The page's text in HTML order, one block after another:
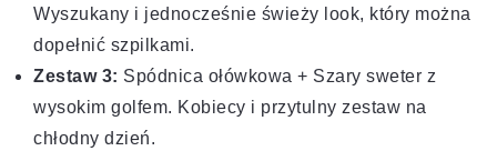
Wyszukany i jednocześnie świeży look, który można
dopełnić szpilkami.
Zestaw 3: Spódnica ołówkowa + Szary sweter z
wysokim golfem. Kobiecy i przytulny zestaw na
chłodny dzień.